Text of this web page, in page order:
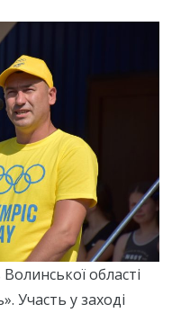
області
Участь у заході